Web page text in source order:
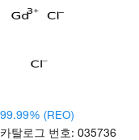
99.99% (REO)
카탈로그 번호: 035736